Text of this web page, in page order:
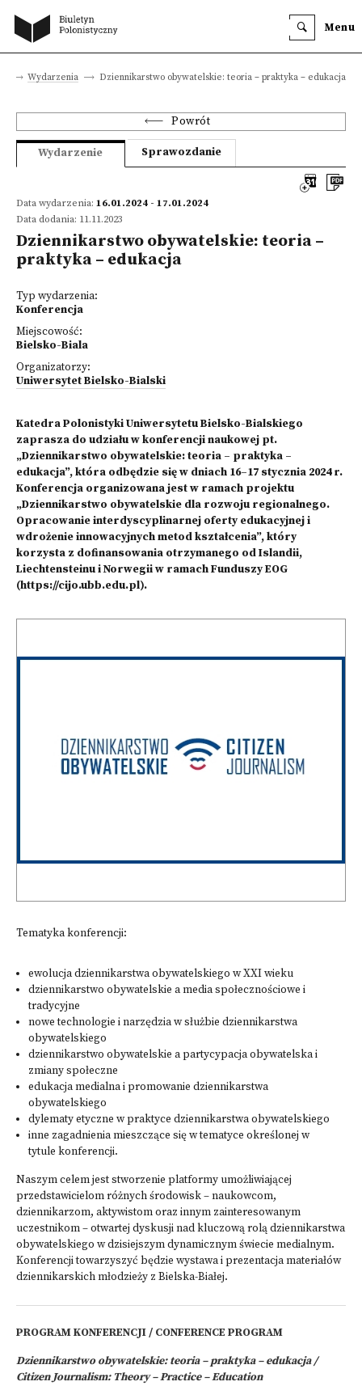
Menu
Wydarzenia Dziennikarstwo obywatelskie: teoria – praktyka – edukacja
Powrót
Wydarzenie Sprawozdanie
Data wydarzenia: 16.01.2024 - 17.01.2024
Data dodania: 11.11.2023
Dziennikarstwo obywatelskie: teoria –
praktyka – edukacja
Typ wydarzenia:
Konferencja
Miejscowość:
Bielsko-Biala
Organizatorzy:
Uniwersytet Bielsko-Bialski
Katedra Polonistyki Uniwersytetu Bielsko-Bialskiego
zaprasza do udziału w konferencji naukowej pt.
„Dziennikarstwo obywatelskie: teoria – praktyka –
edukacja”, która odbędzie się w dniach 16–17 stycznia 2024 r.
Konferencja organizowana jest w ramach projektu
„Dziennikarstwo obywatelskie dla rozwoju regionalnego.
Opracowanie interdyscyplinarnej oferty edukacyjnej i
wdrożenie innowacyjnych metod kształcenia”, który
korzysta z dofinansowania otrzymanego od Islandii,
Liechtensteinu i Norwegii w ramach Funduszy EOG
(https://cijo.ubb.edu.pl).
Tematyka konferencji:
ewolucja dziennikarstwa obywatelskiego w XXI wieku
dziennikarstwo obywatelskie a media społecznościowe i
tradycyjne
nowe technologie i narzędzia w służbie dziennikarstwa
obywatelskiego
dziennikarstwo obywatelskie a partycypacja obywatelska i
zmiany społeczne
edukacja medialna i promowanie dziennikarstwa
obywatelskiego
dylematy etyczne w praktyce dziennikarstwa obywatelskiego
inne zagadnienia mieszczące się w tematyce określonej w
tytule konferencji.
Naszym celem jest stworzenie platformy umożliwiającej
przedstawicielom różnych środowisk – naukowcom,
dziennikarzom, aktywistom oraz innym zainteresowanym
uczestnikom – otwartej dyskusji nad kluczową rolą dziennikarstwa
obywatelskiego w dzisiejszym dynamicznym świecie medialnym.
Konferencji towarzyszyć będzie wystawa i prezentacja materiałów
dziennikarskich młodzieży z Bielska-Białej.
PROGRAM KONFERENCJI/ CONFERENCE PROGRAM
Dziennikarstwo obywatelskie:teoria – praktyka – edukacja /
Citizen Journalism: Theory – Practice – Education